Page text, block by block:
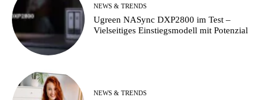
NEWS & TRENDS
Ugreen NASync DXP2800 im Test –
Vielseitiges Einstiegsmodell mit Potenzial
NEWS & TRENDS